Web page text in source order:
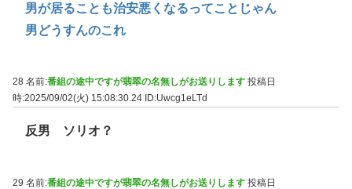
男が居ることも治安悪くなるってことじゃん
男どうすんのこれ
28 名前:番組の途中ですが翡翠の名無しがお送りします 投稿日
時:2025/09/02(火) 15:08:30.24 ID:Uwcg1eLTd
反男 ソリオ？
29 名前:番組の途中ですが翡翠の名無しがお送りします 投稿日